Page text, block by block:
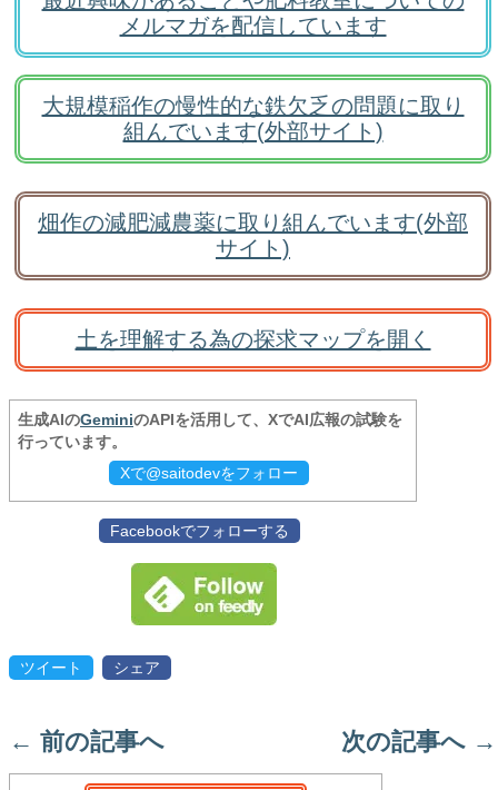
メルマガを配信しています
大規模稲作の慢性的な鉄欠乏の問題に取り
組んでいます(外部サイト)
畑作の減肥減農薬に取り組んでいます(外部
サイト)
土を理解する為の探求マップを開く
生成AIのGeminiのAPIを活用して、XでAI広報の試験を
行っています。
Xで@saitodevをフォロー
Facebookでフォローする
ツイート シェア
← 前の記事へ 次の記事へ →